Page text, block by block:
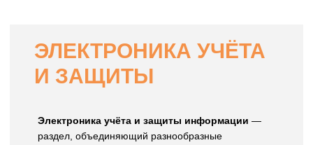
ЭЛЕКТРОНИКА УЧЁТА
И ЗАЩИТЫ
Электроника учёта и защиты информации —
раздел, объединяющий разнообразные